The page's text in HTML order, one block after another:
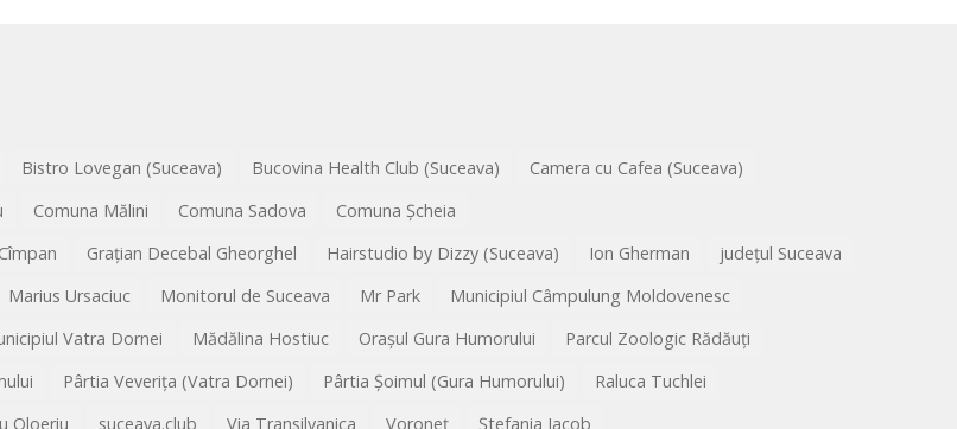
Bistro Lovegan (Suceava) Bucovina Health Club (Suceava)
Camera cu Cafea (Suceava)
Comuna Mălini Comuna Sadova
Comuna Șcheia
Grațian Decebal Gheorghel Hairstudio by Dizzy (Suceava) Ion Gherman
județul Suceava
Marius Ursaciuc Monitorul de Suceava Mr Park
Municipiul Câmpulung Moldovenesc
Vatra Dornei Mădălina Hostiuc Orașul Gura Humorului
Parcul Zoologic Rădăuți
Pârtia Veverița (Vatra Dornei) Pârtia Șoimul (Gura Humorului)
Raluca Tuchlei
Oloeriu suceava.club Via Transilvanica Voroneț Ștefania Iacob